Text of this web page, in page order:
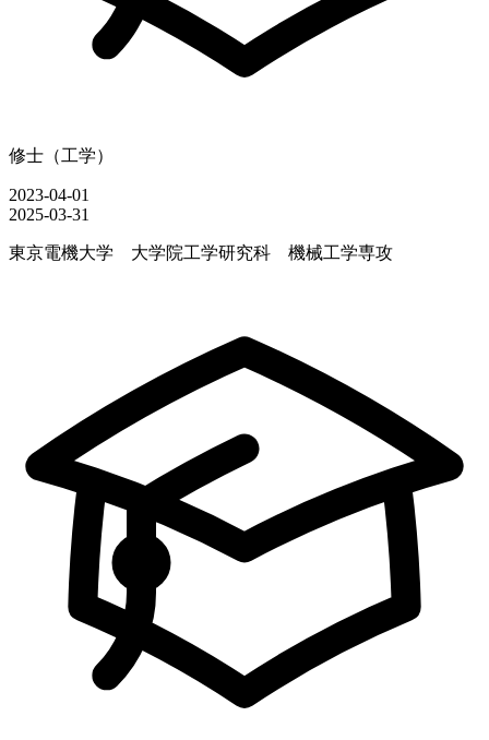
修士（工学）
2023-04-01
2025-03-31
東京電機大学 大学院工学研究科 機械工学専攻